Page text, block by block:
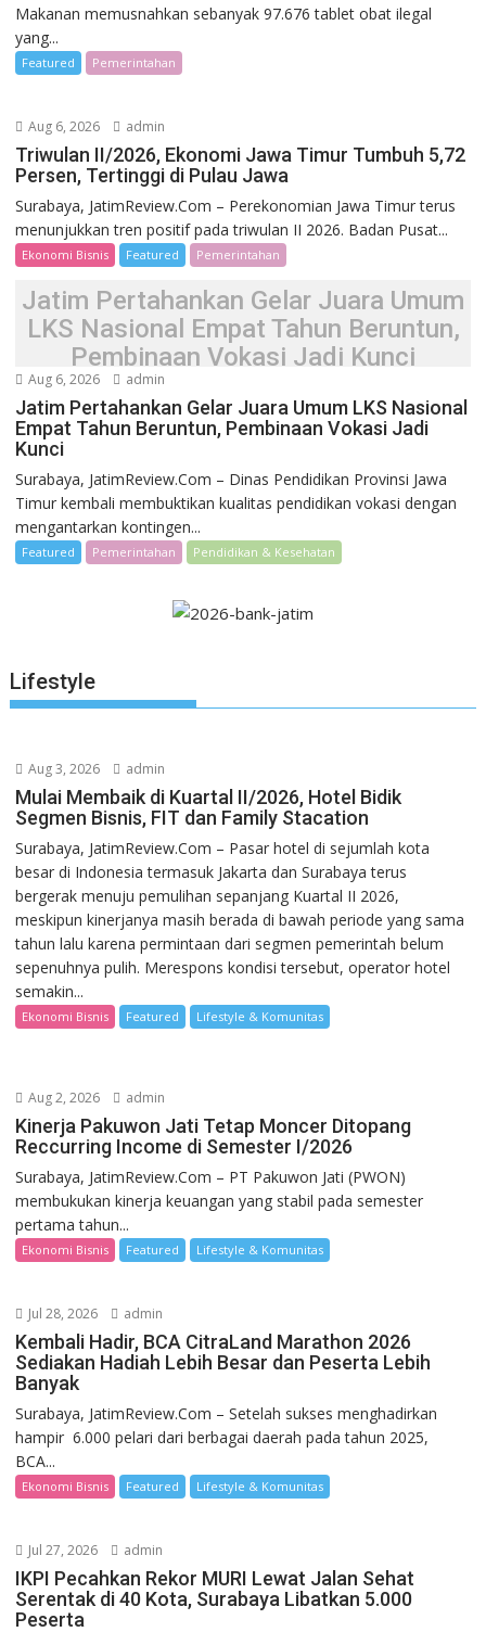
Makanan memusnahkan sebanyak 97.676 tablet obat ilegal
yang...
Featured Pemerintahan
Aug 6, 2026 admin
Triwulan II/2026, Ekonomi Jawa Timur Tumbuh 5,72
Persen, Tertinggi di Pulau Jawa
Surabaya, JatimReview.Com – Perekonomian Jawa Timur terus
menunjukkan tren positif pada triwulan II 2026. Badan Pusat...
Ekonomi Bisnis Featured Pemerintahan
Jatim Pertahankan Gelar Juara Umum
LKS Nasional Empat Tahun Beruntun,
Pembinaan Vokasi Jadi Kunci
Aug 6, 2026 admin
Jatim Pertahankan Gelar Juara Umum LKS Nasional
Empat Tahun Beruntun, Pembinaan Vokasi Jadi
Kunci
Surabaya, JatimReview.Com – Dinas Pendidikan Provinsi Jawa
Timur kembali membuktikan kualitas pendidikan vokasi dengan
mengantarkan kontingen...
Featured Pemerintahan Pendidikan & Kesehatan
Lifestyle
Aug 3, 2026 admin
Mulai Membaik di Kuartal II/2026, Hotel Bidik
Segmen Bisnis, FIT dan Family Stacation
Surabaya, JatimReview.Com – Pasar hotel di sejumlah kota
besar di Indonesia termasuk Jakarta dan Surabaya terus
bergerak menuju pemulihan sepanjang Kuartal II 2026,
meskipun kinerjanya masih berada di bawah periode yang sama
tahun lalu karena permintaan dari segmen pemerintah belum
sepenuhnya pulih. Merespons kondisi tersebut, operator hotel
semakin...
Ekonomi Bisnis Featured Lifestyle & Komunitas
Aug 2, 2026 admin
Kinerja Pakuwon Jati Tetap Moncer Ditopang
Reccurring Income di Semester I/2026
Surabaya, JatimReview.Com – PT Pakuwon Jati (PWON)
membukukan kinerja keuangan yang stabil pada semester
pertama tahun...
Ekonomi Bisnis Featured Lifestyle & Komunitas
Jul 28, 2026 admin
Kembali Hadir, BCA CitraLand Marathon 2026
Sediakan Hadiah Lebih Besar dan Peserta Lebih
Banyak
Surabaya, JatimReview.Com – Setelah sukses menghadirkan
hampir 6.000 pelari dari berbagai daerah pada tahun 2025,
BCA...
Ekonomi Bisnis Featured Lifestyle & Komunitas
Jul 27, 2026 admin
IKPI Pecahkan Rekor MURI Lewat Jalan Sehat
Serentak di 40 Kota, Surabaya Libatkan 5.000
Peserta